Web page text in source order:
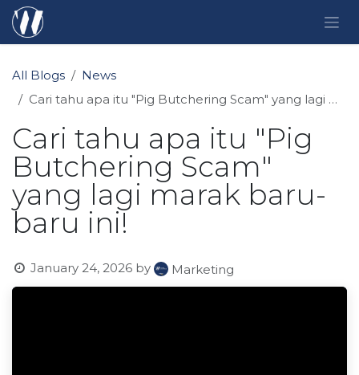
Skip to Content
All Blogs
News
Cari tahu apa itu "Pig Butchering Scam" yang lagi marak baru-baru ini!
Cari tahu apa itu "Pig
Butchering Scam"
yang lagi marak baru-
baru ini!
January 24, 2026 by Marketing